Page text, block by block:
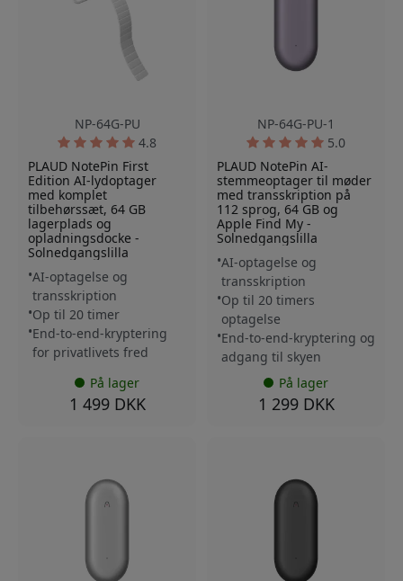
NP-64G-PU
4.8
PLAUD NotePin First
Edition AI-lydoptager
med komplet
tilbehørssæt, 64 GB
lagerplads og
opladningsdocke -
Solnedgangslilla
AI-optagelse og
transskription
Op til 20 timer
End-to-end-kryptering
for privatlivets fred
På lager
1 499 DKK
NP-64G-PU-1
5.0
PLAUD NotePin AI-
stemmeoptager til møder
med transskription på
112 sprog, 64 GB og
Apple Find My -
Solnedgangslilla
AI-optagelse og
transskription
Op til 20 timers
optagelse
End-to-end-kryptering og
adgang til skyen
På lager
1 299 DKK